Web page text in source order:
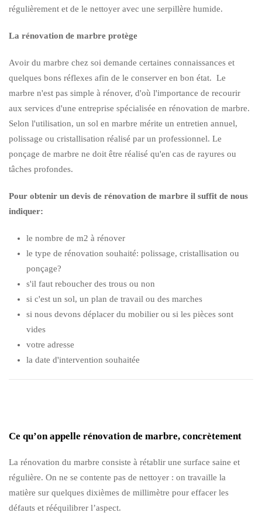
régulièrement et de le nettoyer avec une serpillère humide.
La rénovation de marbre protège
Avoir du marbre chez soi demande certaines connaissances et
quelques bons réflexes afin de le conserver en bon état. Le
marbre n'est pas simple à rénover, d'où l'importance de recourir
aux services d'une entreprise spécialisée en rénovation de marbre.
Selon l'utilisation, un sol en marbre mérite un entretien annuel,
polissage ou cristallisation réalisé par un professionnel. Le
ponçage de marbre ne doit être réalisé qu'en cas de rayures ou
tâches profondes.
Pour obtenir un devis de rénovation de marbre il suffit de nous
indiquer:
le nombre de m2 à rénover
le type de rénovation souhaité: polissage, cristallisation ou
ponçage?
s'il faut reboucher des trous ou non
si c'est un sol, un plan de travail ou des marches
si nous devons déplacer du mobilier ou si les pièces sont
vides
votre adresse
la date d'intervention souhaitée
Ce qu’on appelle rénovation de marbre, concrètement
La rénovation du marbre consiste à rétablir une surface saine et
régulière. On ne se contente pas de nettoyer : on travaille la
matière sur quelques dixièmes de millimètre pour effacer les
défauts et rééquilibrer l’aspect.